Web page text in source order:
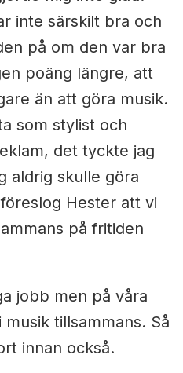
inte särskilt bra och
på om den var bra
poäng längre, att
än att göra musik.
som stylist och
det tyckte jag
aldrig skulle göra
Hester att vi
på fritiden
jobb men på våra
tillsammans. Så
innan också.